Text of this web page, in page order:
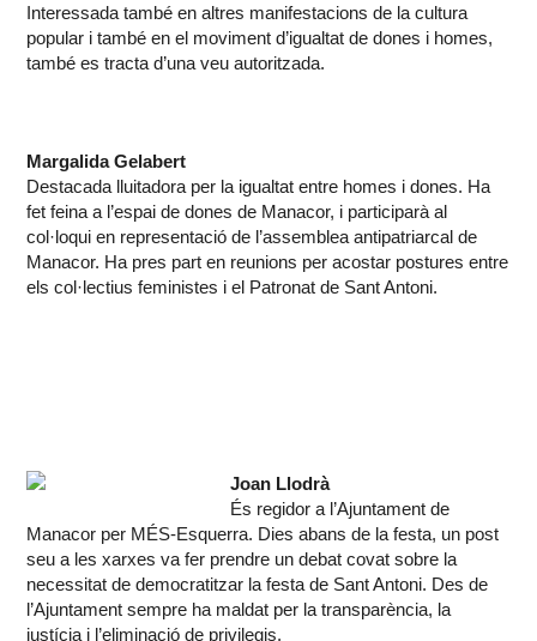
Interessada també en altres manifestacions de la cultura
popular i també en el moviment d’igualtat de dones i homes,
també es tracta d’una veu autoritzada.
Margalida Gelabert
Destacada lluitadora per la igualtat entre homes i dones. Ha
fet feina a l’espai de dones de Manacor, i participarà al
col·loqui en representació de l’assemblea antipatriarcal de
Manacor. Ha pres part en reunions per acostar postures entre
els col·lectius feministes i el Patronat de Sant Antoni.
Joan Llodrà
És regidor a l’Ajuntament de
Manacor per MÉS-Esquerra. Dies abans de la festa, un post
seu a les xarxes va fer prendre un debat covat sobre la
necessitat de democratitzar la festa de Sant Antoni. Des de
l’Ajuntament sempre ha maldat per la transparència, la
justícia i l’eliminació de privilegis.